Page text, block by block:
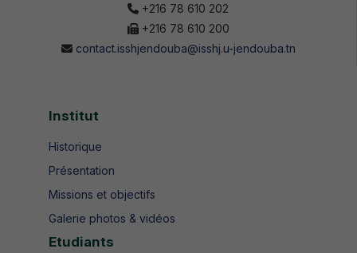
+216 78 610 202
+216 78 610 200
contact.isshjendouba@isshj.u-jendouba.tn
Institut
Historique
Présentation
Missions et objectifs
Galerie photos & vidéos
Etudiants